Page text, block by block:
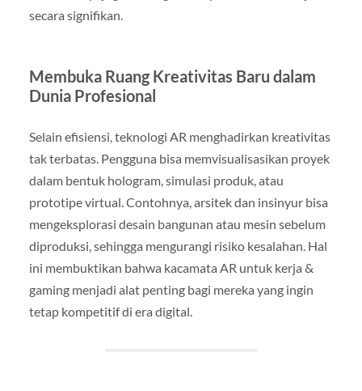
secara signifikan.
Membuka Ruang Kreativitas Baru dalam
Dunia Profesional
Selain efisiensi, teknologi AR menghadirkan kreativitas
tak terbatas. Pengguna bisa memvisualisasikan proyek
dalam bentuk hologram, simulasi produk, atau
prototipe virtual. Contohnya, arsitek dan insinyur bisa
mengeksplorasi desain bangunan atau mesin sebelum
diproduksi, sehingga mengurangi risiko kesalahan. Hal
ini membuktikan bahwa kacamata AR untuk kerja &
gaming menjadi alat penting bagi mereka yang ingin
tetap kompetitif di era digital.